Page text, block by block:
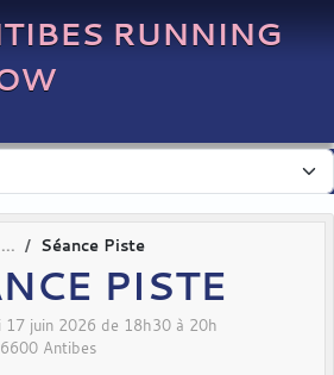
RUNNING
Séance Piste
PISTE
17 juin 2026 de 18h30 à 20h
Antibes